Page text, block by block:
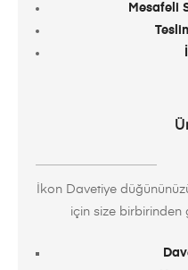
Mesafeli
İkon Davetiye
için size birbirinden